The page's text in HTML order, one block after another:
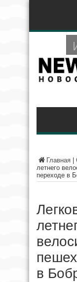
Главная
летнего
переходе в
в